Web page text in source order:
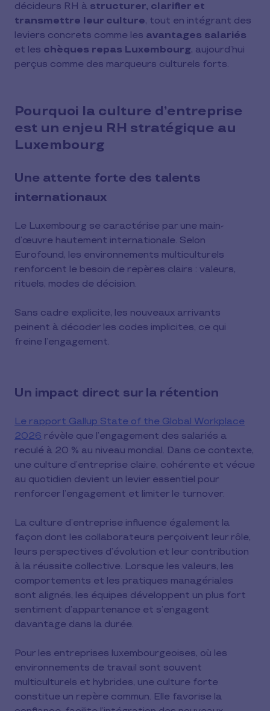
décideurs RH à structurer, clarifier et
transmettre leur culture, tout en intégrant des
leviers concrets comme les avantages salariés
et les chèques repas Luxembourg, aujourd’hui
perçus comme des marqueurs culturels forts.
Pourquoi la culture d’entreprise
est un enjeu RH stratégique au
Luxembourg
Une attente forte des talents
internationaux
Le Luxembourg se caractérise par une main-
d’œuvre hautement internationale. Selon
Eurofound, les environnements multiculturels
renforcent le besoin de repères clairs : valeurs,
rituels, modes de décision.
Sans cadre explicite, les nouveaux arrivants
peinent à décoder les codes implicites, ce qui
freine l’engagement.
Un impact direct sur la rétention
Le rapport Gallup State of the Global Workplace
2026 révèle que l’engagement des salariés a
reculé à 20 % au niveau mondial. Dans ce contexte,
une culture d’entreprise claire, cohérente et vécue
au quotidien devient un levier essentiel pour
renforcer l’engagement et limiter le turnover.
La culture d’entreprise influence également la
façon dont les collaborateurs perçoivent leur rôle,
leurs perspectives d’évolution et leur contribution
à la réussite collective. Lorsque les valeurs, les
comportements et les pratiques managériales
sont alignés, les équipes développent un plus fort
sentiment d’appartenance et s’engagent
davantage dans la durée.
Pour les entreprises luxembourgeoises, où les
environnements de travail sont souvent
multiculturels et hybrides, une culture forte
constitue un repère commun. Elle favorise la